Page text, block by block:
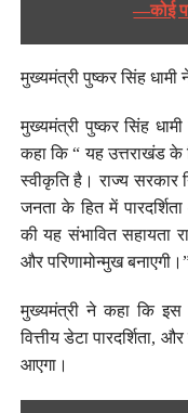
—कोई
मुख्यमंत्री पुष्कर सिंह धामी
मुख्यमंत्री पुष्कर सिंह
कहा कि “ यह उत्तराखंड के
स्वीकृति है। राज्य सरकार
जनता के हित में
की यह संभावित सहायता
और परिणामोन्मुख
मुख्यमंत्री ने कहा कि इस
वित्तीय डेटा पारदर्शिता,
आएगा।